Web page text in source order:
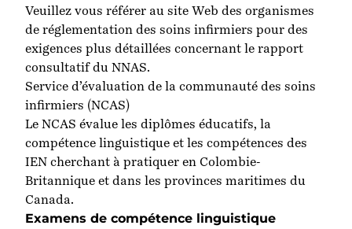
Veuillez vous référer au site Web des organismes
de réglementation des soins infirmiers pour des
exigences plus détaillées concernant le rapport
consultatif du NNAS.
Service d’évaluation de la communauté des soins
infirmiers (NCAS)
Le NCAS évalue les diplômes éducatifs, la
compétence linguistique et les compétences des
IEN cherchant à pratiquer en Colombie-
Britannique et dans les provinces maritimes du
Canada.
Examens de compétence linguistique